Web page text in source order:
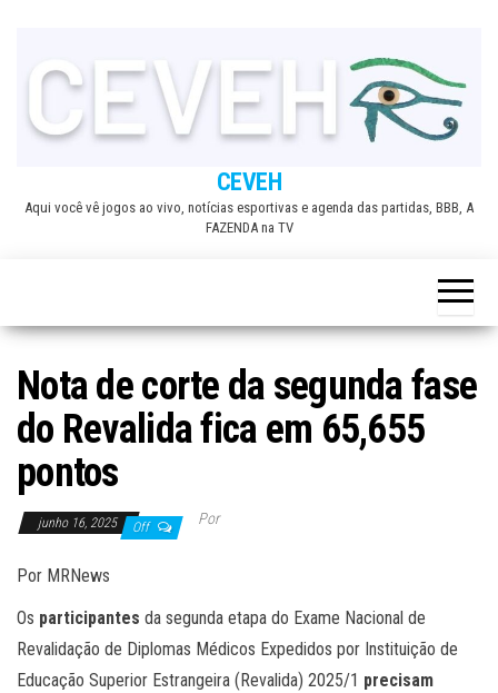
CEVEH
Aqui você vê jogos ao vivo, notícias esportivas e agenda das partidas, BBB, A
FAZENDA na TV
Nota de corte da segunda fase
do Revalida fica em 65,655
pontos
junho 16, 2025 Off Por
Por MRNews
Os participantes da segunda etapa do Exame Nacional de
Revalidação de Diplomas Médicos Expedidos por Instituição de
Educação Superior Estrangeira (Revalida) 2025/1 precisam